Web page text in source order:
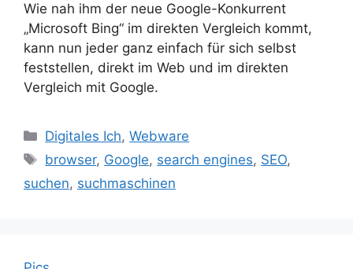
Wie nah ihm der neue Google-Konkurrent
„Microsoft Bing“ im direkten Vergleich kommt,
kann nun jeder ganz einfach für sich selbst
feststellen, direkt im Web und im direkten
Vergleich mit Google.
Kategorien
Digitales Ich,Webware
Schlagwörter
browser, Google, search engines, SEO,
suchen, suchmaschinen